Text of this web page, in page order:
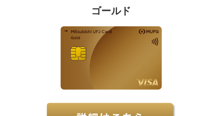
を本条件の判定対象といたします。
クレジットカードを登録して支払う決済サービスの
ご利用などは対象外です。
本条件の判定対象となるご利用金額には、ポイント
アッププログラムの還元率は適用されません。
当該サービスの詳細はこちらよりご確認ください。
ゴールド